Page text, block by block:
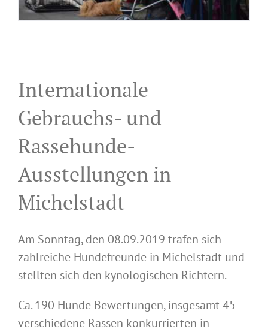
Internationale
Gebrauchs- und
Rassehunde-
Ausstellungen in
Michelstadt
Am Sonntag, den 08.09.2019 trafen sich
zahlreiche Hundefreunde in Michelstadt und
stellten sich den kynologischen Richtern.
Ca. 190 Hunde Bewertungen, insgesamt 45
verschiedene Rassen konkurrierten in